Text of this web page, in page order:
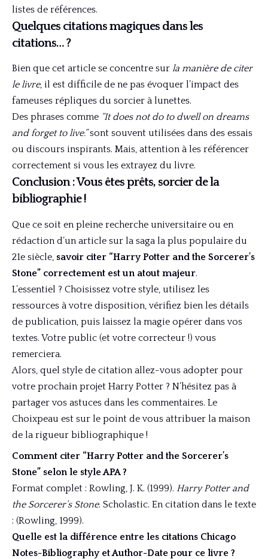
listes de références.
Quelques citations magiques dans les
citations… ?
Bien que cet article se concentre sur la manière de citer
le livre, il est difficile de ne pas évoquer l’impact des
fameuses répliques du sorcier à lunettes.
Des phrases comme “It does not do to dwell on dreams
and forget to live.”sont souvent utilisées dans des essais
ou discours inspirants. Mais, attention à les référencer
correctement si vous les extrayez du livre.
Conclusion : Vous êtes prêts, sorcier de la
bibliographie !
Que ce soit en pleine recherche universitaire ou en
rédaction d’un article sur la saga la plus populaire du
21e siècle, savoir citer “Harry Potter and the Sorcerer’s
Stone” correctement est un atout majeur.
L’essentiel ? Choisissez votre style, utilisez les
ressources à votre disposition, vérifiez bien les détails
de publication, puis laissez la magie opérer dans vos
textes. Votre public (et votre correcteur !) vous
remerciera.
Alors, quel style de citation allez-vous adopter pour
votre prochain projet Harry Potter ? N’hésitez pas à
partager vos astuces dans les commentaires. Le
Choixpeau est sur le point de vous attribuer la maison
de la rigueur bibliographique !
Comment citer “Harry Potter and the Sorcerer’s
Stone” selon le style APA ?
Format complet : Rowling, J. K. (1999). Harry Potter and
the Sorcerer’s Stone. Scholastic. En citation dans le texte
: (Rowling, 1999).
Quelle est la différence entre les citations Chicago
Notes-Bibliography et Author-Date pour ce livre ?